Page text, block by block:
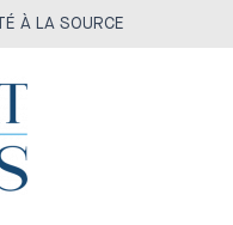
À LA SOURCE